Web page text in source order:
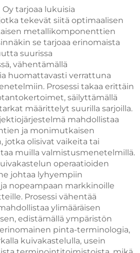
tarjoaa lukuisia
tekevät siitä optimaalisen
metallikomponenttien
se tarjoaa erinomaista
suurissa
vähentämällä
huomattavasti verrattuna
Prosessi takaa erittäin
säilyttämällä
määrittelyt suurilla sarjoilla.
mahdollistaa
ja monimutkaisen
jotka olisivat vaikeita tai
muilla valmistusmenetelmillä.
operaatioiden
johtaa lyhyempiin
nopeampaan markkinoille
Prosessi vähentää
ylimääräisen
edistämällä ympäristön
pinta-terminologia,
kuivakastelulla, usein